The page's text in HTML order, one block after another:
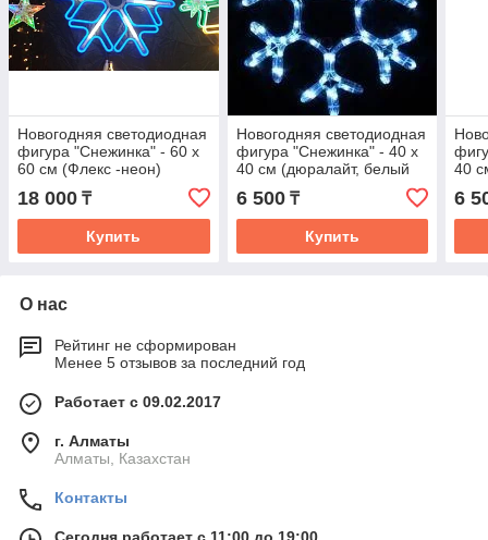
Новогодняя светодиодная
фигура "Снежинка" - 60 х
60 см (Флекс -неон)
18 000 ₸
Купить
Новогодняя светодиодная
фигура "Снежинка" - 40 х
40 см (дюралайт, белый
6 500₸
Купить
40
6
О нас
Рейтинг не сформирован
Менее 5 отзывов за последний год
Работает с 09.02.2017
г. Алматы
Алматы, Казахстан
Контакты